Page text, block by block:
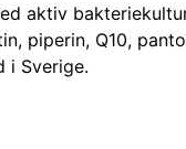
aktiv
piperin, Q10,
i Sverige.